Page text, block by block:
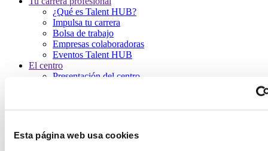
Esta página web usa cookies
¿Qué es Talent HUB?
Impulsa tu carrera
Bolsa de trabajo
Empresas colaboradoras
Eventos Talent HUB
El centro
Presentación del centro
Programas en Actividad física y ciencias del deporte